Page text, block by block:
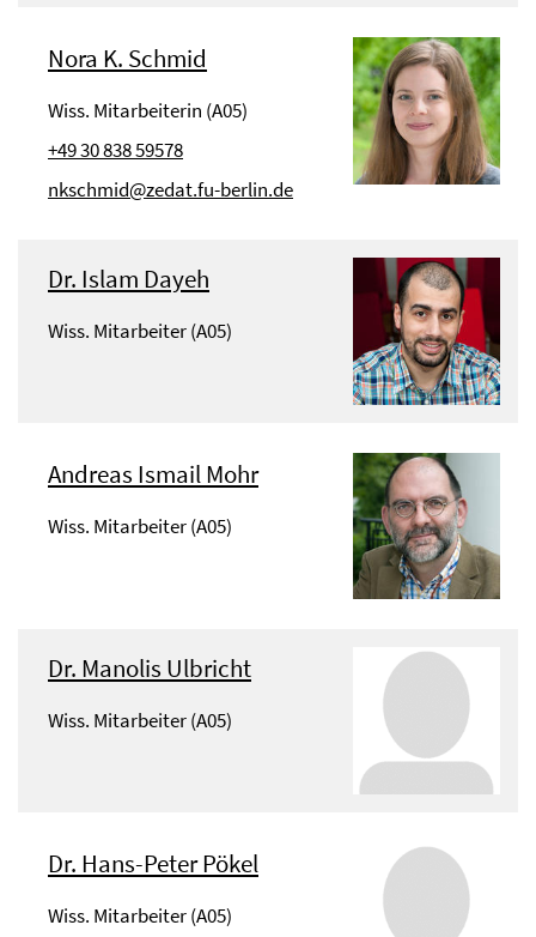
Nora K. Schmid
Wiss. Mitarbeiterin (A05)
+49 30 838 59578
nkschmid@zedat.fu-berlin.de
Dr. Islam Dayeh
Wiss. Mitarbeiter (A05)
Andreas Ismail Mohr
Wiss. Mitarbeiter (A05)
Dr. Manolis Ulbricht
Wiss. Mitarbeiter (A05)
Dr. Hans-Peter Pökel
Wiss. Mitarbeiter (A05)